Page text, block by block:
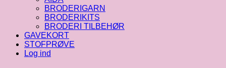
BRODERIGARN
BRODERIKITS
BRODERI TILBEHØR
GAVEKORT
STOFPRØVE
Log ind